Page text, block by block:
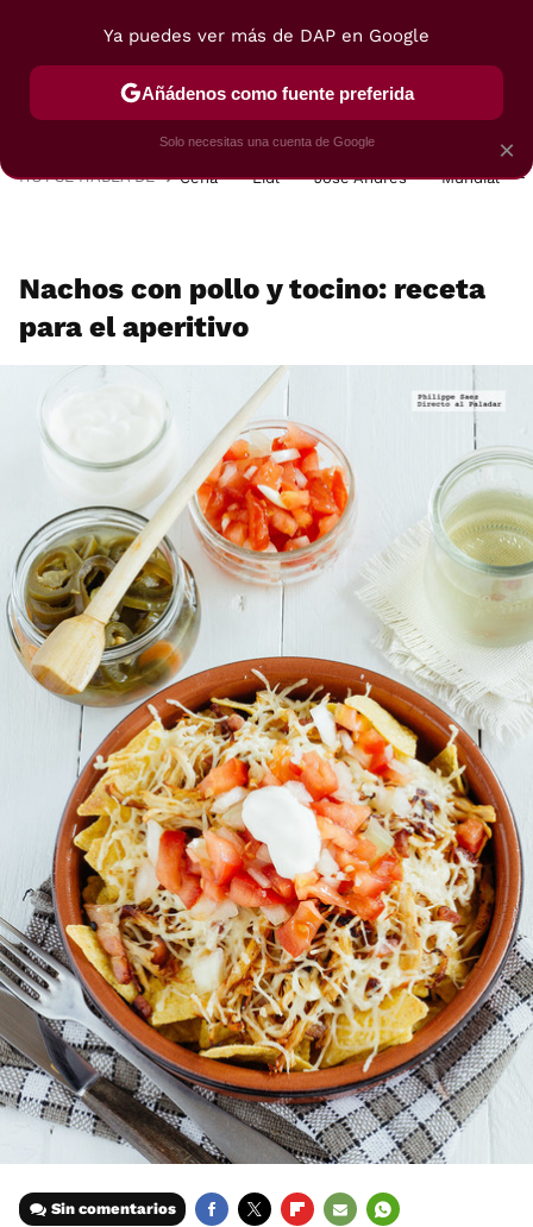
POSTRES VIAJES SELECCIÓN VEGUI
HOY SE HABLA DE Cena Lidl José Andrés Mundial
Nachos con pollo y tocino: receta
para el aperitivo
Sin comentarios
×
Ya puedes ver más de DAP en Google
Añádenos como fuente preferida
Solo necesitas una cuenta de Google